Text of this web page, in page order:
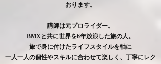
おります。
講師は元プロライダー。
BMXと共に世界を6年放浪した旅の人。
旅で身に付けたライフスタイルを軸に
​一人一人の個性やスキルに合わせて楽しく、丁寧にレク